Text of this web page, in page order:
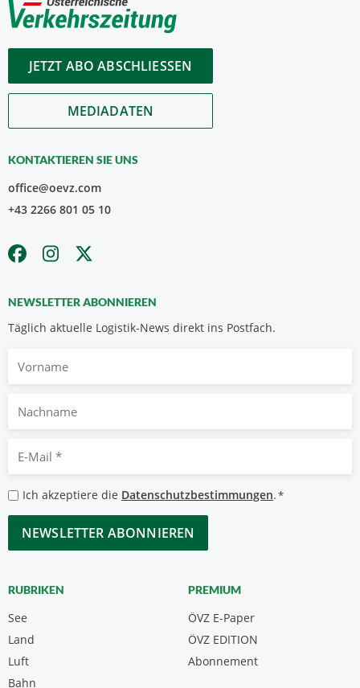
JETZT ABO ABSCHLIESSEN
MEDIADATEN
KONTAKTIEREN SIE UNS
office@oevz.com
+43 2266 801 05 10
NEWSLETTER ABONNIEREN
Täglich aktuelle Logistik-News direkt ins Postfach.
Nachname
Mail
*
Datenschutzbestimmungen
*
Ich akzeptiere die Datenschutzbestimmungen.*
CAPTCHA
RUBRIKEN
See
Land
Luft
Bahn
PREMIUM
ÖVZ E-Paper
Abonnement
ÖVZ EDITION